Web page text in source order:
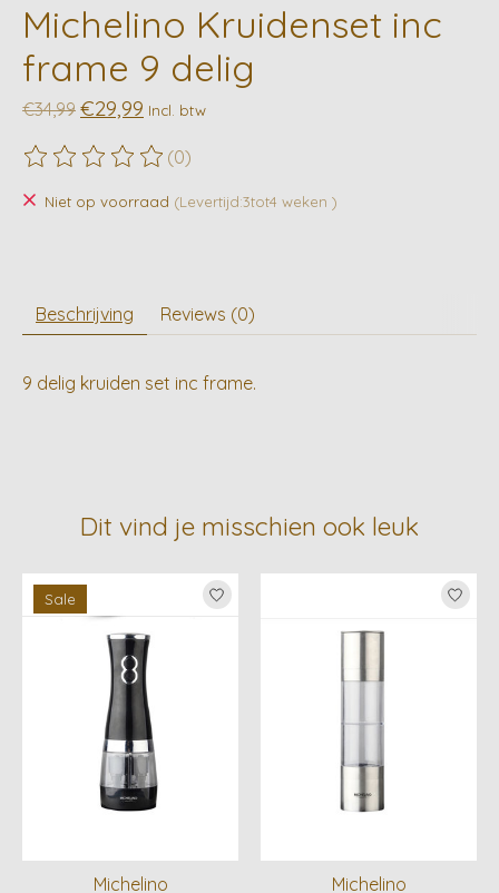
Michelino Kruidenset inc
frame 9 delig
€34,99 €29,99 Incl. btw
De beoordeling van dit product is
(0)
Niet op voorraad (Levertijd:3tot4 weken )
Beschrijving Reviews (0)
9 delig kruiden set inc frame.
Dit vind je misschien ook leuk
Items van productcarrousel
Sale
Michelino
Michelino